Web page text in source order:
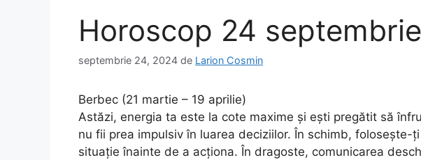
Horoscop 24
septembrie 24, 2024 de Larion Cosmin
Berbec (21 martie – 19 aprilie)
Astăzi, energia ta este la cote maxime și ești pregătit să
nu fii prea impulsiv în luarea deciziilor. În schimb, folosește-
situație înainte de a acționa. În dragoste, comunicarea